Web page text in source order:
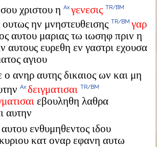
χριστου η Ax γενεσις TR/BM
ουτως ην μνηστευθεισης TR/BM γαρ
αυτου μαριας τω ιωσηφ πριν η
αυτους ευρεθη εν γαστρι εχουσα
αγιου
ο ανηρ αυτης δικαιος ων και μη
Ax δειγματισαι TR/BM
εβουληθη λαθρα
αυτην
ενθυμηθεντος ιδου
κατ οναρ εφανη αυτω